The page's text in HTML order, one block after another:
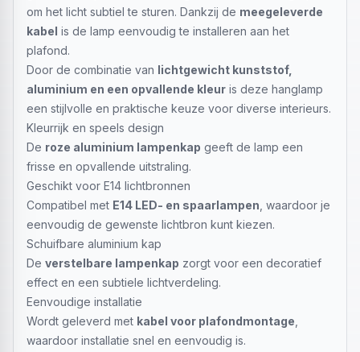
om het licht subtiel te sturen. Dankzij de meegeleverde
kabel is de lamp eenvoudig te installeren aan het
plafond.
Door de combinatie van lichtgewicht kunststof,
aluminium en een opvallende kleur is deze hanglamp
een stijlvolle en praktische keuze voor diverse interieurs.
Kleurrijk en speels design
De roze aluminium lampenkap geeft de lamp een
frisse en opvallende uitstraling.
Geschikt voor E14 lichtbronnen
Compatibel met E14 LED- en spaarlampen , waardoor je
eenvoudig de gewenste lichtbron kunt kiezen.
Schuifbare aluminium kap
De verstelbare lampenkap zorgt voor een decoratief
effect en een subtiele lichtverdeling.
Eenvoudige installatie
Wordt geleverd met kabel voor plafondmontage
waardoor installatie snel en eenvoudig is.